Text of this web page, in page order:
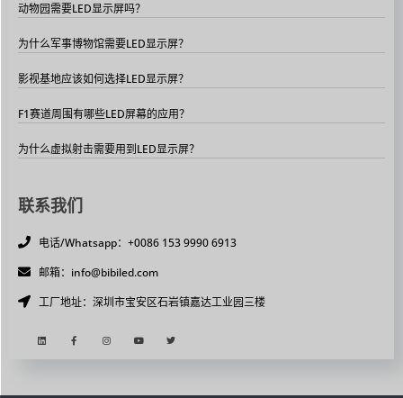
动物园需要LED显示屏吗？
为什么军事博物馆需要LED显示屏？
影视基地应该如何选择LED显示屏？
F1赛道周围有哪些LED屏幕的应用？
为什么虚拟射击需要用到LED显示屏？
联系我们
电话/Whatsapp：+0086 153 9990 6913
邮箱：info@bibiled.com
工厂地址：深圳市宝安区石岩镇嘉达工业园三楼